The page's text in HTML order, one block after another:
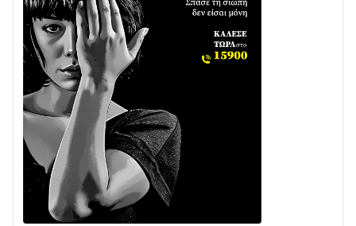
31/07 • 08:16
Δωρίδα για Όλους: «Καμία εκχώρηση των νερών
στην ΕΥΔΑΠ»
28/07 • 21:46
Διαβάστε την «Ναυπακτία» που κυκλοφορεί
24/07 • 11:31
ΕΚΤΑΚΤΟ – ΝΑΥΠΑΚΤΙΑ: ΣΥΝΑΓΕΡΜΟΣ ΣΤΗΝ
ΠΥΡΟΣΒΕΣΤΙΚΗ ΓΙΑ ΦΩΤΙΑ ΣΤΟΝ ΑΓΙΟ ΗΛΙΑ ΠΡΙΝ ΤΗ
ΓΡΑΝΙΤΣΑ
24/07 • 11:03
ΤΟ ΠΑΡΤΥ ΣΥΝΕΧΙΖΕΤΑΙ…